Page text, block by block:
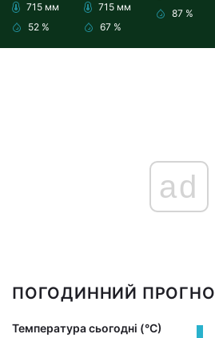
715 мм
52 %
715 мм
67 %
87 %
ad
ПОГОДИННИЙ
Температура сьогодні (°С)